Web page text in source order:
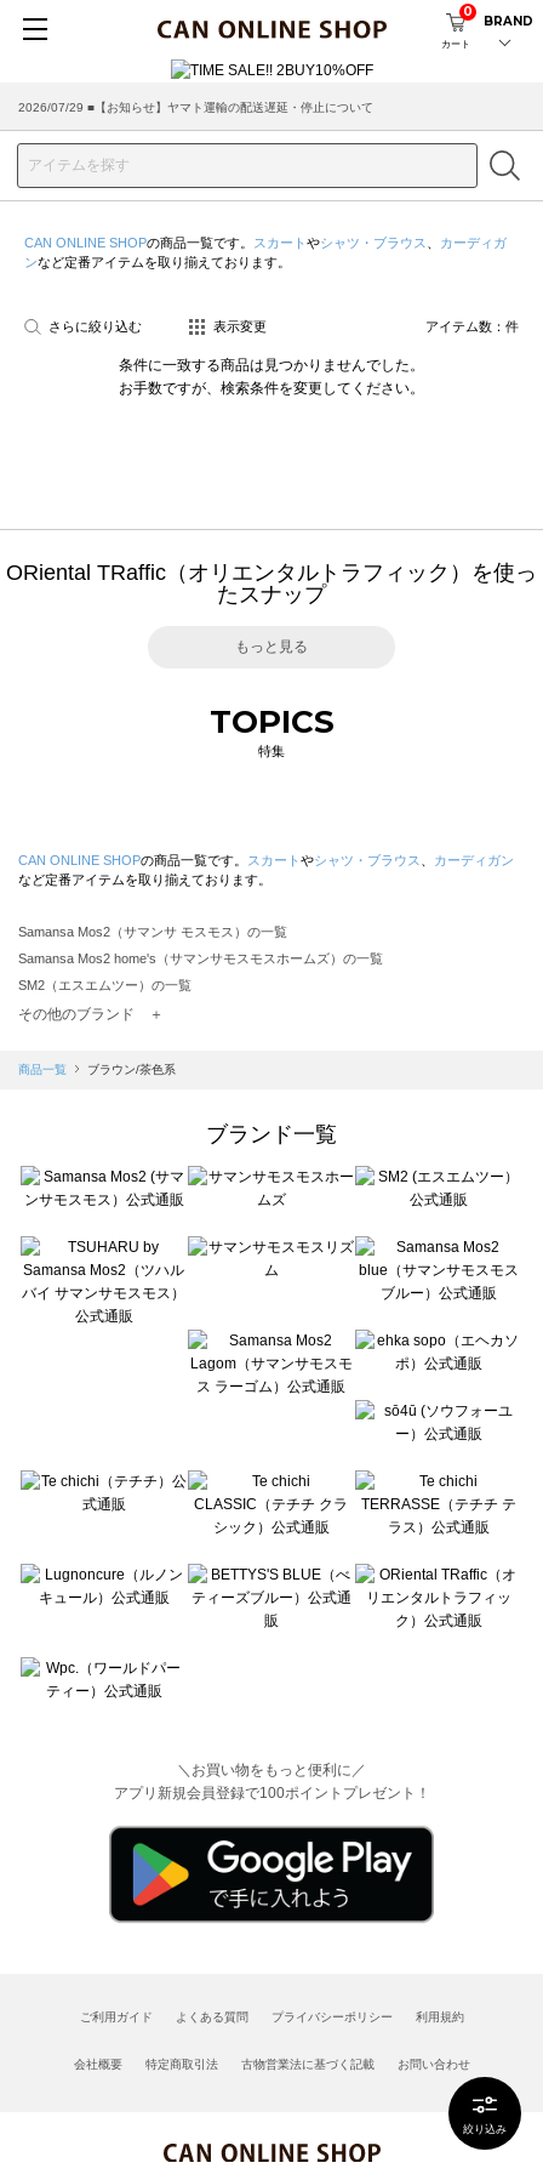
カート
0
BRAND
2026/07/29 ■【お知らせ】ヤマト運輸の配送遅延・停止について
絞り込み
CAN ONLINE SHOPの商品一覧です。 スカート やシャツ・ブラウス
カーディガ
ンなど定番アイテムを取り揃えております。
さらに絞り込む 表示変更 アイテム数： 件
条件に一致する商品は見つかりませんでした。
お手数ですが、検索条件を変更してください。
ORiental TRaffic（オリエンタルトラフィック）を使っ
たスナップ
もっと見る
TOPICS
特集
CAN ONLINE SHOPの商品一覧です。 スカート やシャツ・ブラウス
カーディガン
など定番アイテムを取り揃えております。
Samansa Mos2（サマンサ モスモス）の一覧
Samansa Mos2 home's（サマンサモスモスホームズ）の一覧
SM2（エスエムツー）の一覧
TSUHARU by Samansa Mos2（ツハルバイサマンサモスモス）の一覧
Samansa Mos2 blue（サマンサモスモス ブルー）の一覧
Te chichi（テチチ）の一覧
Te chichi CLASSIC（テチチ クラシック）の一覧
Lugnoncure（ルノンキュール）の一覧
BETTY'S BLUE（べティーズブルー）の一覧
Wpc.（ワールドパーティー）の一覧
その他のブランド ＋
商品一覧 ブラウン/茶色系
ブランド一覧
＼お買い物をもっと便利に／
アプリ新規会員登録で100ポイントプレゼント！
ご利用ガイド よくある質問 プライバシーポリシー 利用規約
会社概要 特定商取引法 古物営業法に基づく記載 お問い合わせ